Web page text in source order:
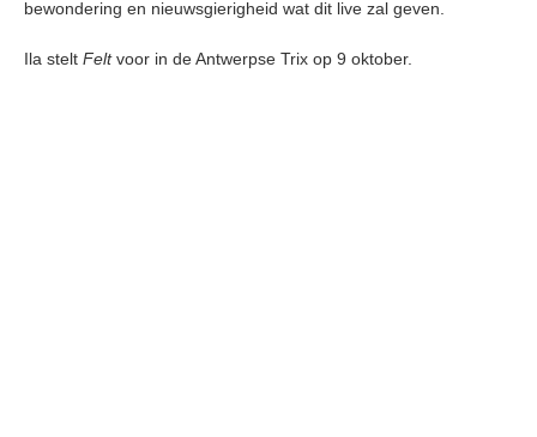
bewondering en nieuwsgierigheid wat dit live zal geven.
Ila stelt Feltvoor in de Antwerpse Trix op 9 oktober.